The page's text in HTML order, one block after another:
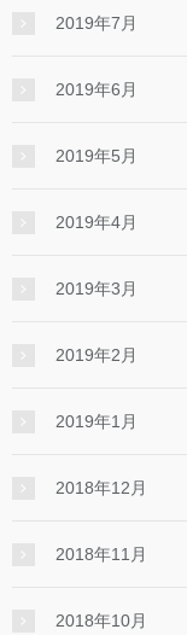
2019年7月
2019年6月
2019年5月
2019年4月
2019年3月
2019年2月
2019年1月
2018年12月
2018年11月
2018年10月